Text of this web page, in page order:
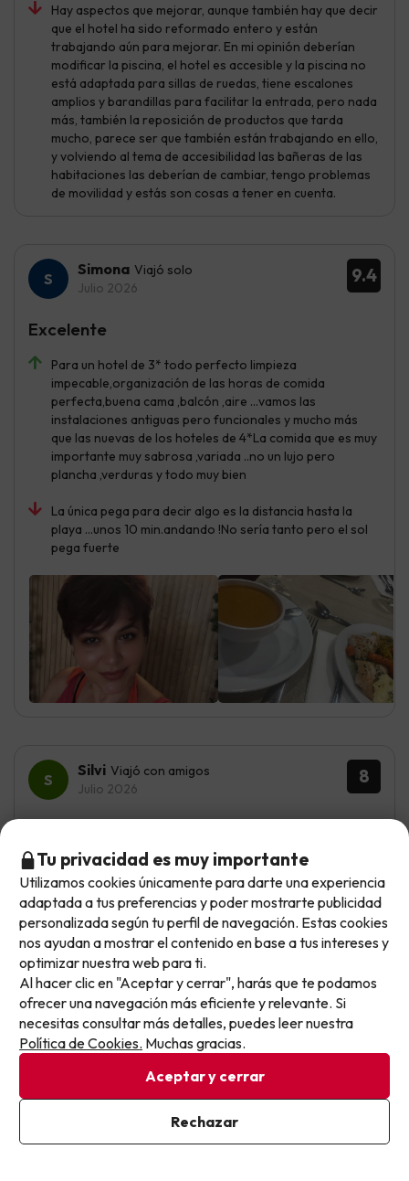
Hay aspectos que mejorar, aunque también hay que decir
que el hotel ha sido reformado entero y están
trabajando aún para mejorar. En mi opinión deberían
modificar la piscina, el hotel es accesible y la piscina no
está adaptada para sillas de ruedas, tiene escalones
amplios y barandillas para facilitar la entrada, pero nada
más, también la reposición de productos que tarda
mucho, parece ser que también están trabajando en ello,
y volviendo al tema de accesibilidad las bañeras de las
habitaciones las deberían de cambiar, tengo problemas
de movilidad y estás son cosas a tener en cuenta.
9.4
Simona Viajó solo
Julio 2026
Para un hotel de 3* todo perfecto limpieza
impecable,organización de las horas de comida
perfecta,buena cama ,balcón ,aire …vamos las
instalaciones antiguas pero funcionales y mucho más
que las nuevas de los hoteles de 4*La comida que es muy
importante muy sabrosa ,variada ..no un lujo pero
plancha ,verduras y todo muy bien
La única pega para decir algo es la distancia hasta la
playa …unos 10 min.andando !No sería tanto pero el sol
pega fuerte
Excelente
8
Silvi Viajó con amigos
Julio 2026
Mas bariedad en las comidas y poco personal en el
comedor tardaban mucho en reponer las comidas,la
piscina muy pequeña y el agua estaba caliente,animacion
poca,el bar de la piscina cierra pronto,poco personal en
el bar para pedir un refresco 20 minuto en la cola,
Mostrar más opiniones
Si tienes dudas antes de reservar, puedes consultar nuestro
preguntas frecuentes.
No llegas tarde: llegas al siguiente.
Este chollo ya ha caducado, pero cada día lanzamos
nuevas oportunidades para viajar mejor y pagar
menos.
Apúntate y que el próximo no se te escape.
Pon tu mejor e-mail
Ya estoy suscrito
Al suscribirte, confirmas haber leído y estar de acuerdo con la
Tu privacidad es muy importante
Utilizamos cookies únicamente para darte una experiencia
adaptada a tus preferencias y poder mostrarte publicidad
personalizada según tu perfil de navegación. Estas cookies
nos ayudan a mostrar el contenido en base a tus intereses y
optimizar nuestra web para ti.
Al hacer clic en "Aceptar y cerrar", harás que te podamos
ofrecer una navegación más eficiente y relevante. Si
necesitas consultar más detalles, puedes leer nuestra
Política de Cookies. Muchas gracias.
Aceptar y cerrar
Rechazar